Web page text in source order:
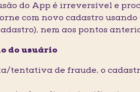
do App é irreversível e
com novo cadastro
nem aos pontos
do usuário
tentativa de fraude, o